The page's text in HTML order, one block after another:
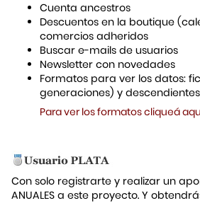
Cuenta ancestros
Descuentos en la boutique
comercios adheridos
Buscar e-mails de usuarios
Newsletter con novedades
Formatos para ver los datos:
generaciones) y
Para ver los formatos cliqueá
Con solo registrarte y realizar un
ANUALES a este proyecto. Y